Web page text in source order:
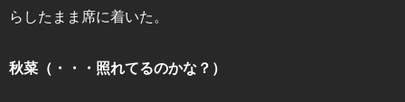
らしたまま席に着いた。
秋菜（・・・照れてるのかな？）